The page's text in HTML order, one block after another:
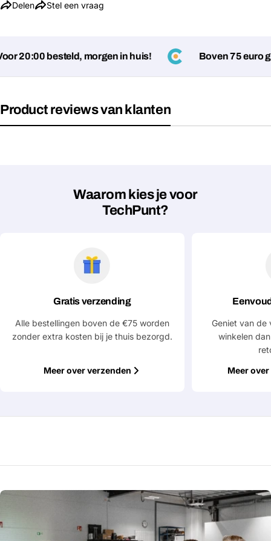
Delen Stel een vraag
Jouw
Jouw
Verstuur vraag
20:00 besteld, morgen in huis! Boven 75 euro
Product reviews van klanten
Waarom kies je voor
TechPunt?
Gratis verzending
Alle bestellingen boven de €75 worden
zonder extra kosten bij je thuis bezorgd.
Meer over verzenden
Geniet van de
winkelen
Meer